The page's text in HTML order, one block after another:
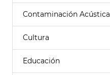
Contaminación Acústica
Cultura
Educación